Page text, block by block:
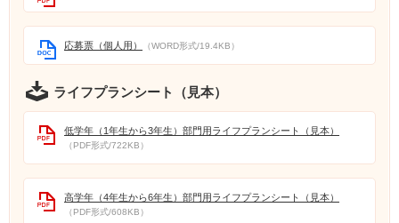
応募票（個人用） （WORD形式/19.4KB）
ライフプランシート（見本）
低学年（1年生から3年生）部門用ライフプランシート（見本）
（PDF形式/722KB）
高学年（4年生から6年生）部門用ライフプランシート（見本）
（PDF形式/608KB）